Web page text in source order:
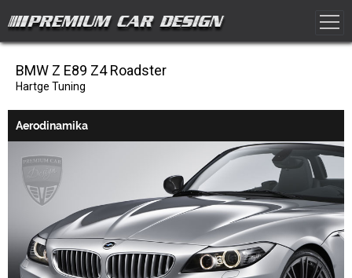
BMW Z E89 Z4 Roadster
Hartge Tuning
Aerodinamika